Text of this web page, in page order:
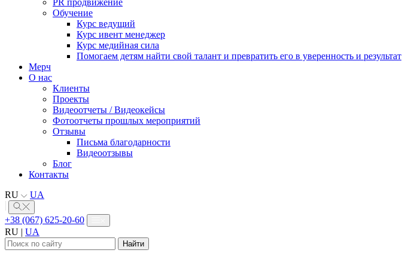
PR продвижение
Обучение
Курс ведущий
Курс ивент менеджер
Курс медийная сила
Помогаем детям найти свой талант и превратить его в уверенность и результат
Мерч
О нас
Клиенты
Проекты
Видеоотчеты / Видеокейсы
Фотоотчеты прошлых мероприятий
Отзывы
Письма благодарности
Видеоотзывы
Блог
Контакты
RU
UA
+38 (067) 625-20-60
RU | UA
Найти: